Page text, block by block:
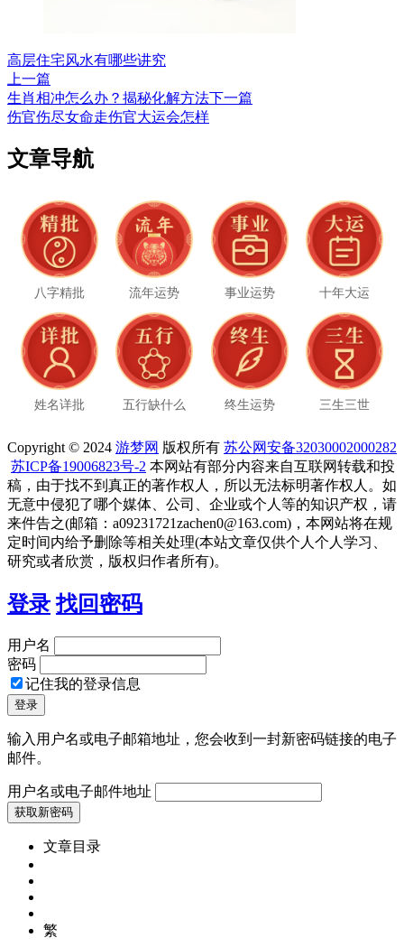
高层住宅风水有哪些讲究
上一篇
生肖相冲怎么办？揭秘化解方法下一篇
伤官伤尽女命走伤官大运会怎样
文章导航
八字精批 流年运势 事业运势 十年大运
姓名详批 五行缺什么 终生运势 三生三世
Copyright © 2024 游梦网 版权所有 苏公网安备32030002000282
苏ICP备19006823号-2 本网站有部分内容来自互联网转载和投
稿，由于找不到真正的著作权人，所以无法标明著作权人。如
无意中侵犯了哪个媒体、公司、企业或个人等的知识产权，请
来件告之(邮箱：a09231721zachen0@163.com)，本网站将在规
定时间内给予删除等相关处理(本站文章仅供个人个人学习、
研究或者欣赏，版权归作者所有)。
登录 找回密码
用户名
密码
记住我的登录信息
输入用户名或电子邮箱地址，您会收到一封新密码链接的电子
邮件。
用户名或电子邮件地址
文章目录
繁